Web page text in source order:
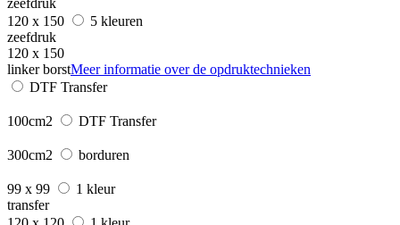
120 x 150
5 kleuren
zeefdruk
120 x 150
linker borstMeer informatie over de opdruktechnieken
DTF Transfer
100cm2 DTF Transfer
300cm2 borduren
99 x 99
1 kleur
transfer